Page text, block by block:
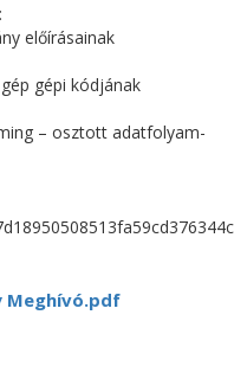
előírásainak
gépi kódjának
– osztott adatfolyam-
Meghívó.pdf